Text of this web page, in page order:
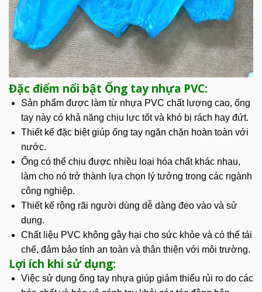
Đặc điểm nổi bật Ống tay nhựa PVC:
Sản phẩmđược làm từ nhựa PVC chất lượng cao, ống
tay này có khả năng chịu lực tốt và khó bị rách hay đứt.
Thiết kế đặc biệt giúp ống tay ngăn chặn hoàn toàn với
nước.
Ống có thể chịu được nhiều loại hóa chất khác nhau,
làm cho nó trở thành lựa chọn lý tưởng trong các ngành
công nghiệp.
Thiết kế rộng rãi người dùng dễ dàng đeo vào và sử
dụng.
Chất liệu PVC không gây hại cho sức khỏe và có thể tái
chế, đảm bảo tính an toàn và thân thiện với môi trường.
Lợi ích khi sử dụng:
Việc sử dụng ống tay nhựa giúp giảm thiểu rủi ro do các